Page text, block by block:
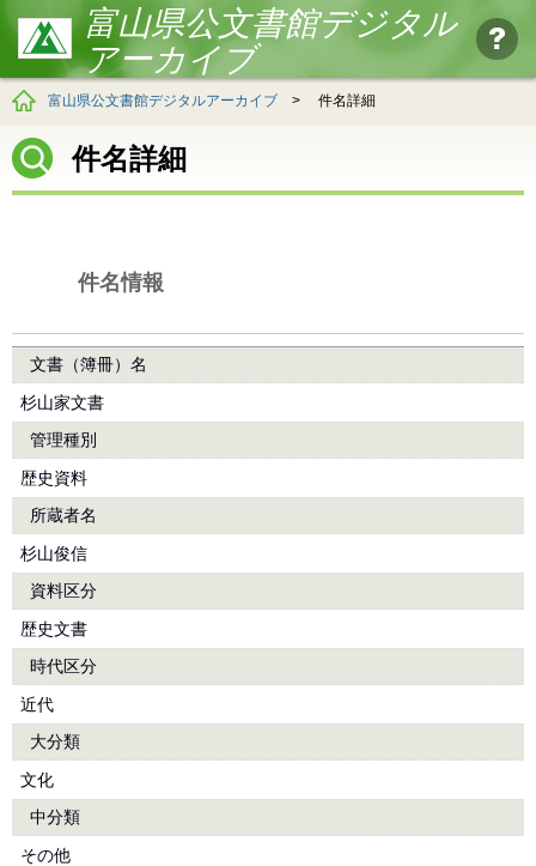
富山県公文書館デジタル
アーカイブ
富山県公文書館デジタルアーカイブ > 件名詳細
件名詳細
件名情報
文書（簿冊）名
杉山家文書
管理種別
歴史資料
所蔵者名
杉山俊信
資料区分
歴史文書
時代区分
近代
大分類
文化
中分類
その他